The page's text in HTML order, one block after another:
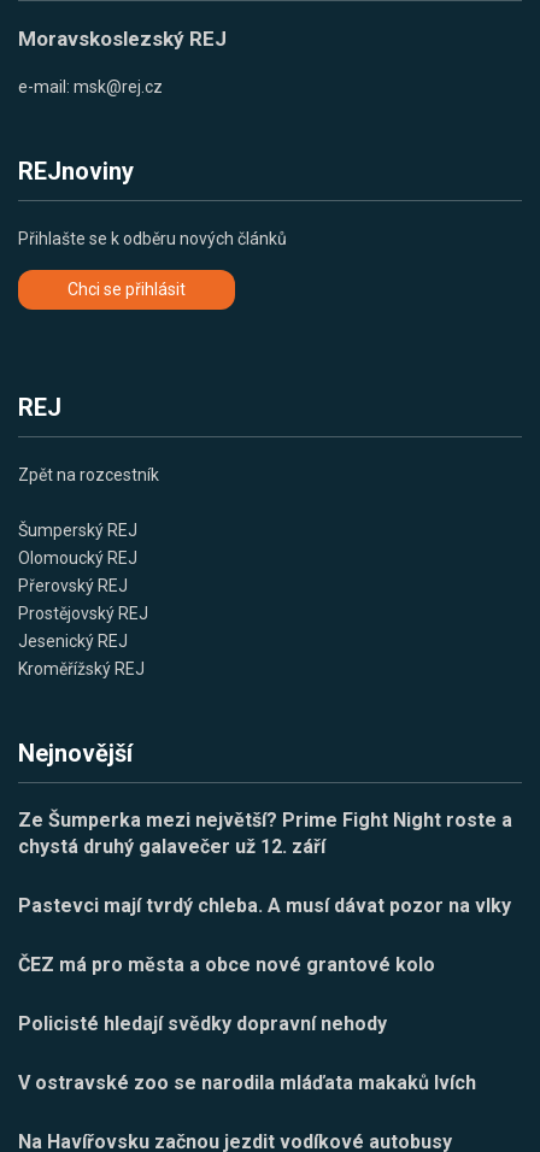
Moravskoslezský REJ
e-mail: msk@rej.cz
REJnoviny
Přihlašte se k odběru nových článků
Chci se přihlásit
REJ
Zpět na rozcestník
Šumperský REJ
Olomoucký REJ
Přerovský REJ
Prostějovský REJ
Jesenický REJ
Kroměřížský REJ
Nejnovější
Ze Šumperka mezi největší? Prime Fight Night roste a
chystá druhý galavečer už 12. září
Pastevci mají tvrdý chleba. A musí dávat pozor na vlky
ČEZ má pro města a obce nové grantové kolo
Policisté hledají svědky dopravní nehody
V ostravské zoo se narodila mláďata makaků lvích
Na Havířovsku začnou jezdit vodíkové autobusy